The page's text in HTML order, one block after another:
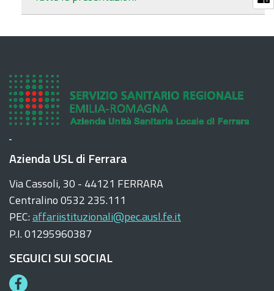
Azienda USL di Ferrara
Via Cassoli, 30 - 44121 FERRARA
Centralino 0532 235.111
PEC:affariistituzionali@pec.ausl.fe.it
P.I. 01295960387
SEGUICI SUI SOCIAL
F